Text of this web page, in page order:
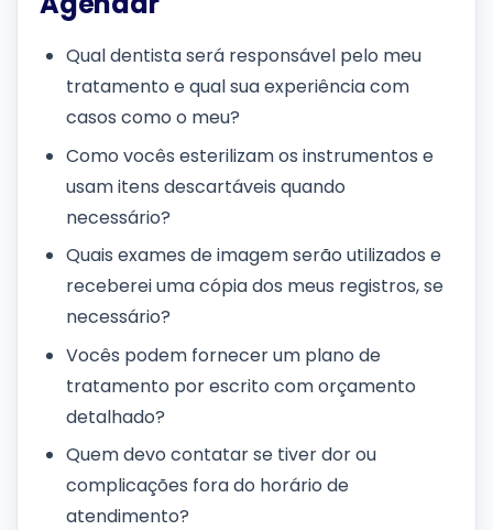
Qual dentista será responsável pelo meu
tratamento e qual sua experiência com
casos como o meu?
Como vocês esterilizam os instrumentos e
usam itens descartáveis quando
necessário?
Quais exames de imagem serão utilizados e
receberei uma cópia dos meus registros, se
necessário?
Vocês podem fornecer um plano de
tratamento por escrito com orçamento
detalhado?
Quem devo contatar se tiver dor ou
complicações fora do horário de
atendimento?